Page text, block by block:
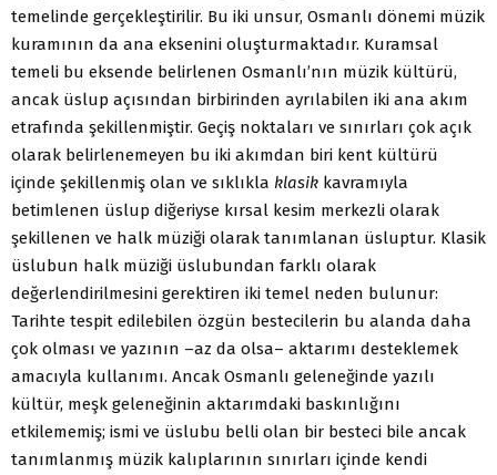
temelinde gerçekleştirilir. Bu iki unsur, Osmanlı dönemi müzik
kuramının da ana eksenini oluşturmaktadır. Kuramsal
temeli bu eksende belirlenen Osmanlı’nın müzik kültürü,
ancak üslup açısından birbirinden ayrılabilen iki ana akım
etrafında şekillenmiştir. Geçiş noktaları ve sınırları çok açık
olarak belirlenemeyen bu iki akımdan biri kent kültürü
içinde şekillenmiş olan ve sıklıkla klasik kavramıyla
betimlenen üslup diğeriyse kırsal kesim merkezli olarak
şekillenen ve halk müziği olarak tanımlanan üsluptur. Klasik
üslubun halk müziği üslubundan farklı olarak
değerlendirilmesini gerektiren iki temel neden bulunur:
Tarihte tespit edilebilen özgün bestecilerin bu alanda daha
çok olması ve yazının –az da olsa– aktarımı desteklemek
amacıyla kullanımı. Ancak Osmanlı geleneğinde yazılı
kültür, meşk geleneğinin aktarımdaki baskınlığını
etkilememiş; ismi ve üslubu belli olan bir besteci bile ancak
tanımlanmış müzik kalıplarının sınırları içinde kendi